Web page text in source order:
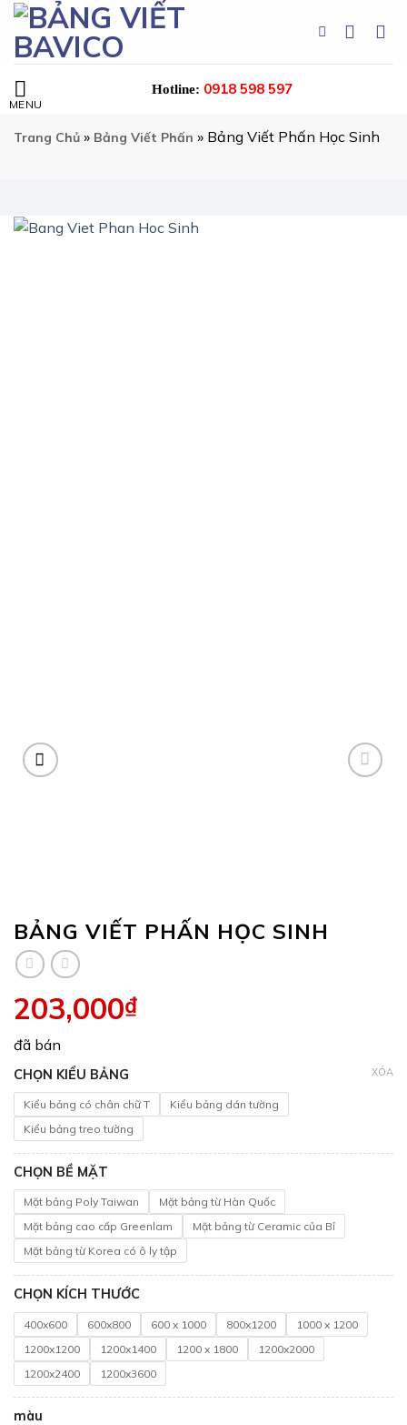
Chuyển
đến
nội
dung
Hotline: 0918 598 597
Trang Chủ » Bảng Viết Phấn » Bảng Viết Phấn Học Sinh
BẢNG VIẾT PHẤN HỌC SINH
203,000₫
đã bán
CHỌN KIỂU BẢNG
Kiểu bảng có chân chữ T
Kiểu bảng dán tường
Kiểu bảng treo tường
CHỌN BỀ MẶT
Mặt bảng Poly Taiwan
Mặt bảng từ Hàn Quốc
Mặt bảng cao cấp Greenlam
Mặt bảng từ Ceramic của Bỉ
Mặt bảng từ Korea có ô ly tập
CHỌN KÍCH THƯỚC
400x600 600x800 600 x 1000 800x1200
1000 x 1200
1200x1200
1200x1400 1200 x 1800
1200x2000
1200x2400
1200x3600
màu
XÓA